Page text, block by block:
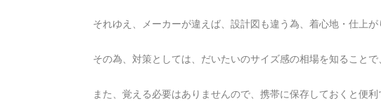
それゆえ、メーカーが違えば、設計図も違う為、着心地・仕上が
その為、対策としては、だいたいのサイズ感の相場を知ることで
また、覚える必要はありませんので、携帯に保存しておくと便利